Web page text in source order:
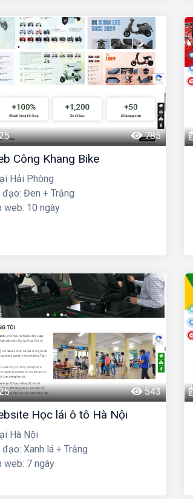
785
Công Khang Bike
Hải Phòng
Đen + Trắng
web: 10 ngày
543
Học lái ô tô Hà Nội
Hà Nội
Xanh lá + Trắng
web: 7 ngày